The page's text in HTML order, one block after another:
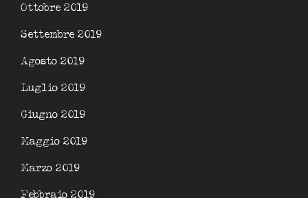
Ottobre 2019
Settembre 2019
Agosto 2019
Luglio 2019
Giugno 2019
Maggio 2019
Marzo 2019
Febbraio 2019